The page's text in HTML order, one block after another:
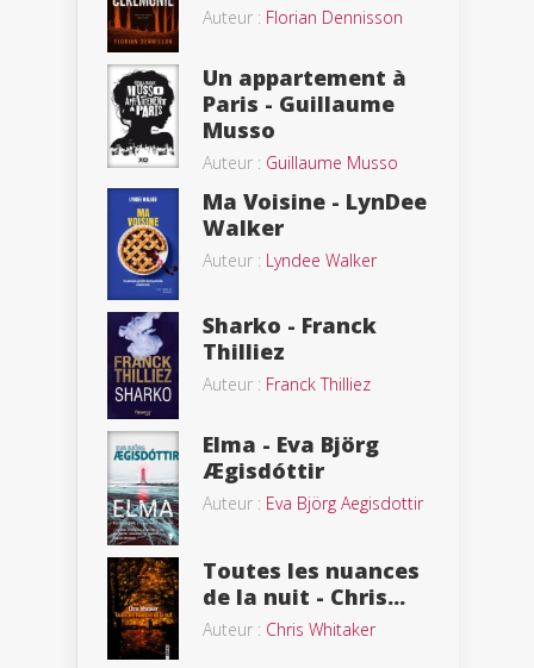
Auteur : Florian Dennisson
Un appartement à
Paris - Guillaume
Musso
Auteur : Guillaume Musso
Ma Voisine - LynDee
Walker
Auteur : Lyndee Walker
Sharko - Franck
Thilliez
Auteur : Franck Thilliez
Elma - Eva Björg
Ægisdóttir
Auteur : Eva Björg Aegisdottir
Toutes les nuances
de la nuit - Chris...
Auteur : Chris Whitaker